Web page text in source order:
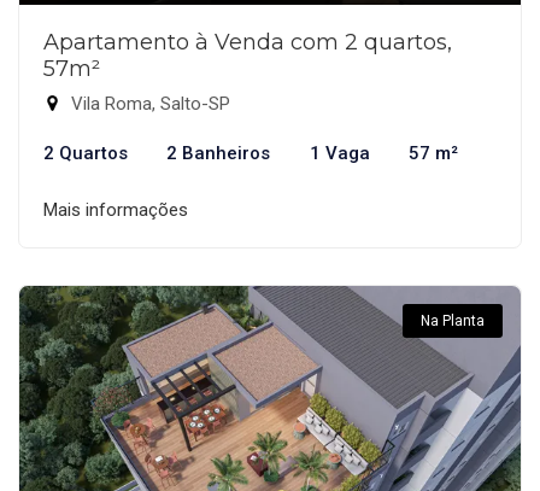
Apartamento à Venda com 2 quartos,
57m²
Vila Roma, Salto-SP
2 Quartos 2 Banheiros 1 Vaga 57 m²
Mais informações
Na Planta